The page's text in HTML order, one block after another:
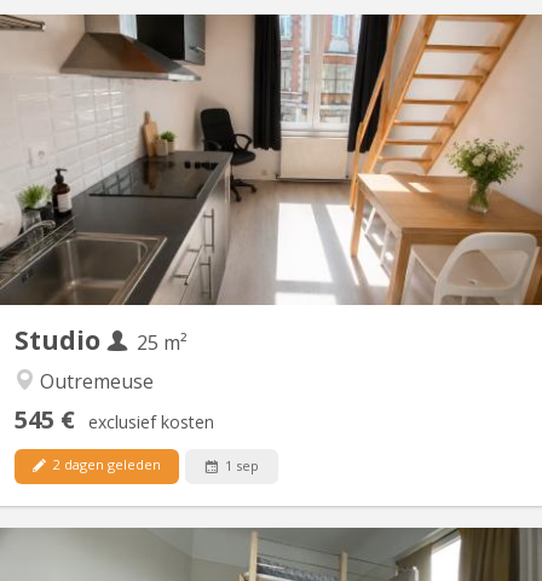
KL 13295
Sympathique studio /bureau de 32 m2, Avec un garage inclus
dans la location. Très lumineux et très agréable. Internet par Wi-
Fi inclus dans le loyer . Sdb avec douche, lavabo et WC. Cuisine
semi équipée.
Studio
25 m²
Outremeuse
545 € exclusief kosten
2 dagen geleden 1 sep
KL 5993